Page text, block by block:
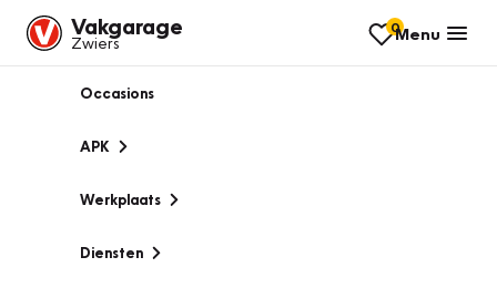
Vakgarage
Zwiers
0Menu
Occasions
APK
Werkplaats
Diensten